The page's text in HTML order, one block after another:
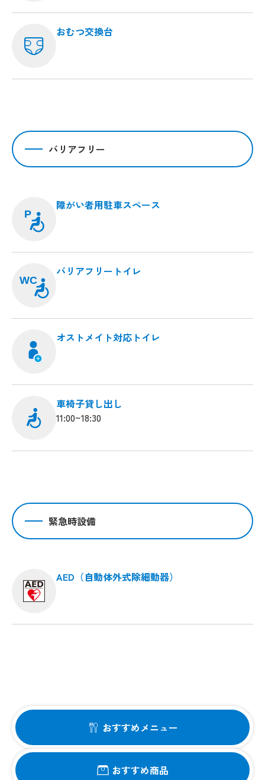
おむつ交換台
バリアフリー
P
障がい者用駐車スペース
WC
バリアフリートイレ
オストメイト対応トイレ
車椅子貸し出し
11:00~18:30
緊急時設備
AED（自動体外式除細動器）
おすすめメニュー
おすすめ商品